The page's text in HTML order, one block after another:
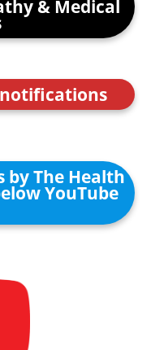
& Medical
The Health
YouTube